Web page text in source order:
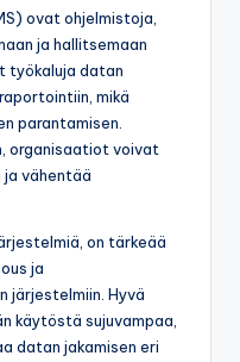
ovat ohjelmistoja,
ja hallitsemaan
työkaluja datan
mikä
parantamisen.
organisaatiot voivat
vähentää
on tärkeää
ja
järjestelmiin. Hyvä
käytöstä sujuvampaa,
datan jakamisen eri